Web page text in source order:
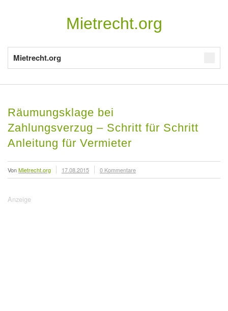
Mietrecht.org
Mietrecht.org
Räumungsklage bei
Zahlungsverzug – Schritt für Schritt
Anleitung für Vermieter
VonMietrecht.org 17.08.2015 0 Kommentare